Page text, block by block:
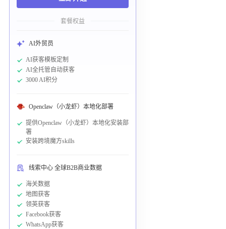
套餐权益
AI外贸员
AI获客模板定制
AI全托管自动获客
3000 AI积分
Openclaw（小龙虾）本地化部署
提供Openclaw（小龙虾）本地化安装部
署
安装跨境魔方skills
线索中心 全球B2B商业数据
海关数据
地图获客
领英获客
Facebook获客
WhatsApp获客